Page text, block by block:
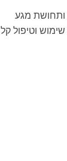
ותחושת מגע
וטיפול קל